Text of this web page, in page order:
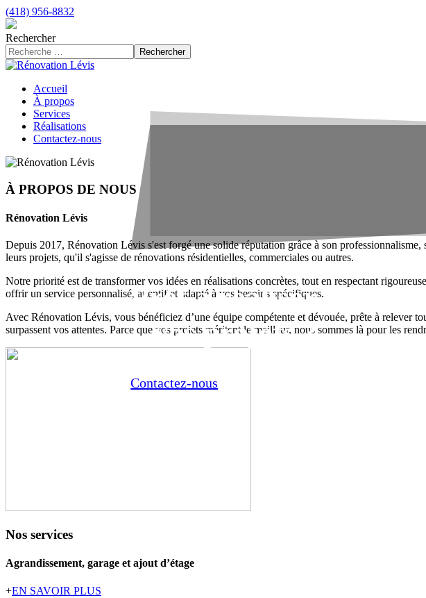
(418) 956-8832
Rechercher
Rechercher
Accueil
À propos
Services
Réalisations
Contactez-nous
Prêt à réaliser
vos projets ?
Contactez-nous
À PROPOS DE NOUS
Rénovation Lévis
Depuis 2017, Rénovation Lévis s'est forgé une solide réputation grâce à son
leurs projets, qu'il s'agisse de rénovations résidentielles, commerciales ou autres.
Notre priorité est de transformer vos idées en réalisations concrètes, tout en respectant
offrir un service personnalisé, attentif et adapté à vos besoins spécifiques.
Avec Rénovation Lévis, vous bénéficiez d’une équipe compétente et dévouée, prête à relever
surpassent vos attentes. Parce que vos projets méritent le meilleur, nous sommes là pour les
Nos services
Agrandissement, garage et ajout d’étage
+EN SAVOIR PLUS